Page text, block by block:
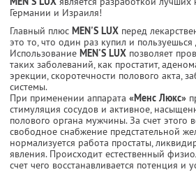
Германии и Израиля!
Главный плюс MEN'S LUX перед
это то, что один раз купил и пользуешься
Использование MEN'S LUX позволяет
таких заболеваний, как простатит,
эрекции, скоротечности полового акта,
системы.
При применении аппарата «Менс Люкс»
стимуляция сосудов и активное,
полового органа мужчины. За счет этого
свободное снабжение предстательной
нормализуется работа простаты,
явления. Происходит естественный
счет чего восстанавливается потенция и